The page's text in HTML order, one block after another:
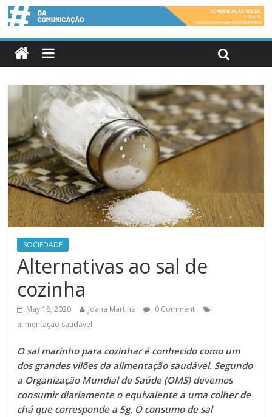
SOCIEDADE
Alternativas ao sal de
cozinha
May 18, 2020 Joana Martins
0 Comment
alimentação saudável
O sal marinho para cozinhar é conhecido como um
dos grandes vilões da alimentação saudável. Segundo
a Organização Mundial de Saúde (OMS) devemos
consumir diariamente o equivalente a uma colher de
chá que corresponde a 5g. O consumo de sal